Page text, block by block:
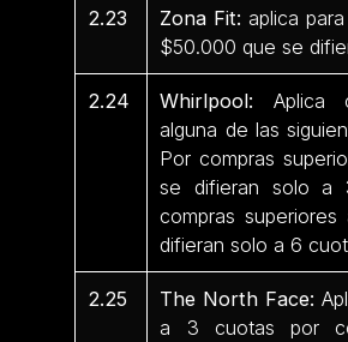
2.23 Zona Fit: aplica
$50.000 que se
2.24 Whirlpool: Aplica
alguna de las
Por compras
se difieran solo a
compras
difieran solo a 6
2.25 The North Face:
a 3 cuotas por